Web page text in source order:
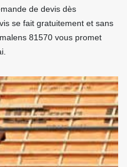
de devis dès
se fait gratuitement et sans
81570 vous promet